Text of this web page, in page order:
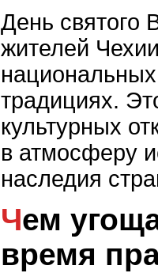
День святого
жителей
традициях.
культурных
в атмосферу
наследия
Чем угощают гостей во
время